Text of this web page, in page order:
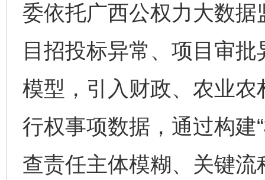
委依托广西公权力大数
目招投标异常、项目审
模型，引入财政、农业
行权事项数据，通过构建
查责任主体模糊、关键
完善运行机制助力责任有效落实 一纸欠